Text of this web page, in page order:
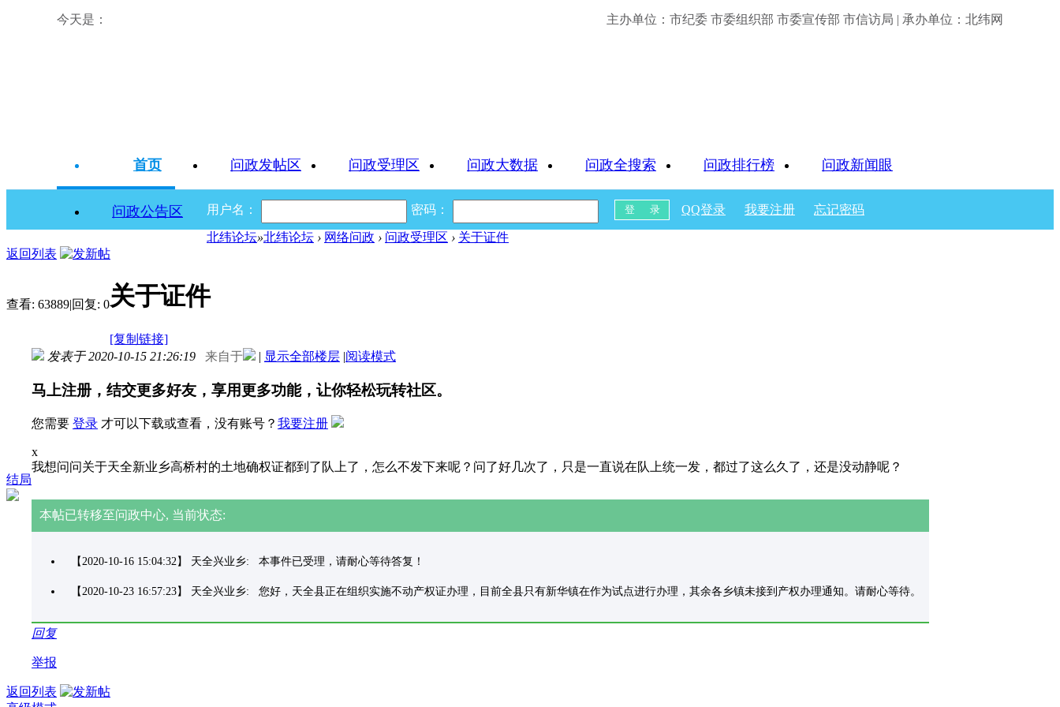
今天是： 主办单位：市纪委 市委组织部 市委宣传部 市信访局 | 承办单位：北纬网
首页 问政发帖区 问政受理区 问政大数据 问政全搜索 问政排行榜 问政新闻眼
问政公告区 用户名： 密码： QQ登录 我要注册 忘记密码
北纬论坛»北纬论坛 › 网络问政 › 问政受理区 › 关于证件
返回列表
查看: 63889|回复: 0关于证件
[复制链接]
结局
发表于 2020-10-15 21:26:19 来自于 | 显示全部楼层 |阅读模式
马上注册，结交更多好友，享用更多功能，让你轻松玩转社区。
您需要 登录 才可以下载或查看，没有账号？ 我要注册
x
我想问问关于天全新业乡高桥村的土地确权证都到了队上了，怎么不发下来呢？问了好几次了，只是一直说在队上统一发，都过了这么久了，还是没动静呢？
本帖已转移至问政中心, 当前状态:
【2020-10-16 15:04:32】 天全兴业乡: 本事件已受理，请耐心等待答复！
【2020-10-23 16:57:23】 天全兴业乡: 您好，天全县正在组织实施不动产权证办理，目前全县只有新华镇在作为试点进行办理，其余各乡镇未接到产权办理通知。请耐心等待。
回复
举报
返回列表